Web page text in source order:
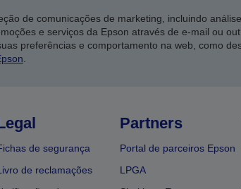
de comunicações de marketing, incluindo
e serviços da Epson através de e-mail ou
preferências e comportamento na web, como
.
de segurança
de reclamações
Partners
Portal de parceiros Epson
LPGA